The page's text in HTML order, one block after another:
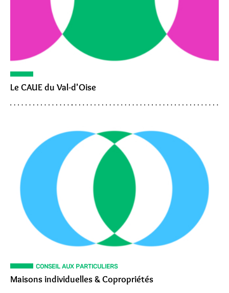
Le CAUE du Val-d'Oise
CONSEIL AUX PARTICULIERS
Maisons individuelles & Copropriétés